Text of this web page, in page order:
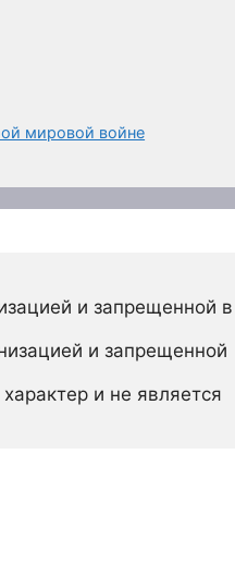
мировой войне
и запрещенной в
и запрещенной
и не является